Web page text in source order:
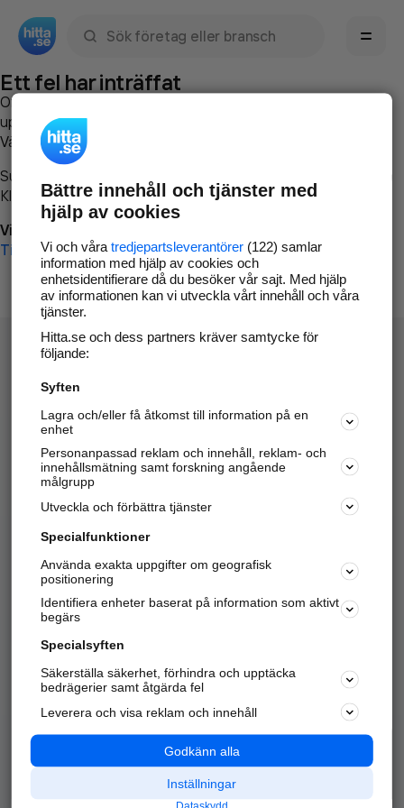
Ett fel har inträffat
Om du vill kan du
uppstod så att vi lättare och snabbare kan avhjälpa det.
Vänligen försök med följande:
Surfa till
Klicka påTillbaka-knappen i webbläsaren och försök igen
Vi beklagar besväret!
Till startsidan
Hitta.se - Gratis nummerupplysning.
Sök företag, personer och platser.
Hitta telefonnummer, adresser, företagsinfo mm.
Marknadsför företaget
Kom igång och annonsera mot
samarbetspartners nära dig.
Alla kategorier
Populära sökningar
API & Kartor
Annonsera
Integritet
Nödnummer
Bättre innehåll och tjänster med
hjälp av cookies
Vi och våra tredjepartsleverantörer(122) samlar
information med hjälp av cookies och
enhetsidentifierare då du besöker vår sajt. Med hjälp
av informationen kan vi utveckla vårt innehåll och våra
tjänster.
Hitta.se och dess partners kräver samtycke för
följande:
Syften
Lagra och/eller få åtkomst till information på en
enhet
Personanpassad reklam och innehåll, reklam- och
innehållsmätning samt forskning angående
målgrupp
Utveckla och förbättra tjänster
Specialfunktioner
Använda exakta uppgifter om geografisk
positionering
Identifiera enheter baserat på information som aktivt
begärs
Specialsyften
Säkerställa säkerhet, förhindra och upptäcka
bedrägerier samt åtgärda fel
Leverera och visa reklam och innehåll
Godkänn alla
Inställningar
Dataskydd